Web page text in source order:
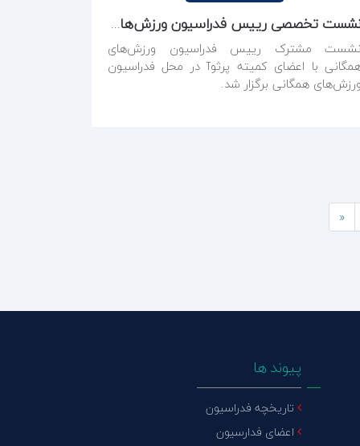
نشست تخصصی رییس فدراسیون ورزش‌های همگانی با رییس و اعضای کمیته پرثوآ
نشست مشترک رییس فدراسیون ورزش‌های
با اعضای کمیته پرثوآ در محل فدراسیون
ورزش‌های همگانی برگزار شد.
«
پیوند ها
تاریخچه فدراسیون
اعضای فدارسیون